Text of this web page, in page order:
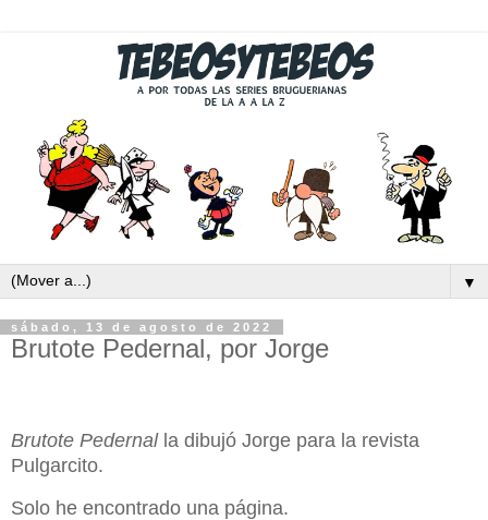
▼
sábado, 13 de agosto de 2022
Brutote Pedernal, por Jorge
Brutote Pedernal la dibujó Jorge para la revista
Pulgarcito.
Solo he encontrado una página.